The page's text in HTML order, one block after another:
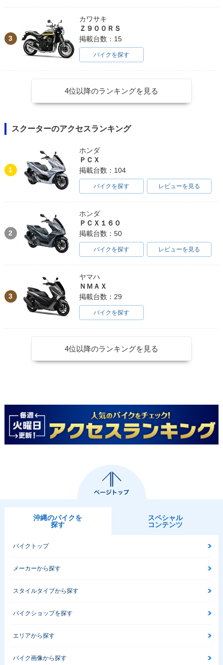
3
カワサキ
Ｚ９００ＲＳ
掲載台数：15
バイクを探す
4位以降のランキングを見る
スクーターのアクセスランキング
1
ホンダ
ＰＣＸ
掲載台数：104
バイクを探す レビューを見る
2
ホンダ
ＰＣＸ１６０
掲載台数：50
バイクを探す レビューを見る
3
ヤマハ
ＮＭＡＸ
掲載台数：29
バイクを探す
4位以降のランキングを見る
沖縄のバイクを
探す
スペシャル
コンテンツ
バイクトップ
メーカーから探す
スタイルタイプから探す
バイクショップを探す
エリアから探す
バイク画像から探す